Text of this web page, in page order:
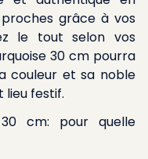
grâce à vos
le tout selon vos
30 cm pourra
couleur et sa noble
lieu festif.
30 cm: pour quelle